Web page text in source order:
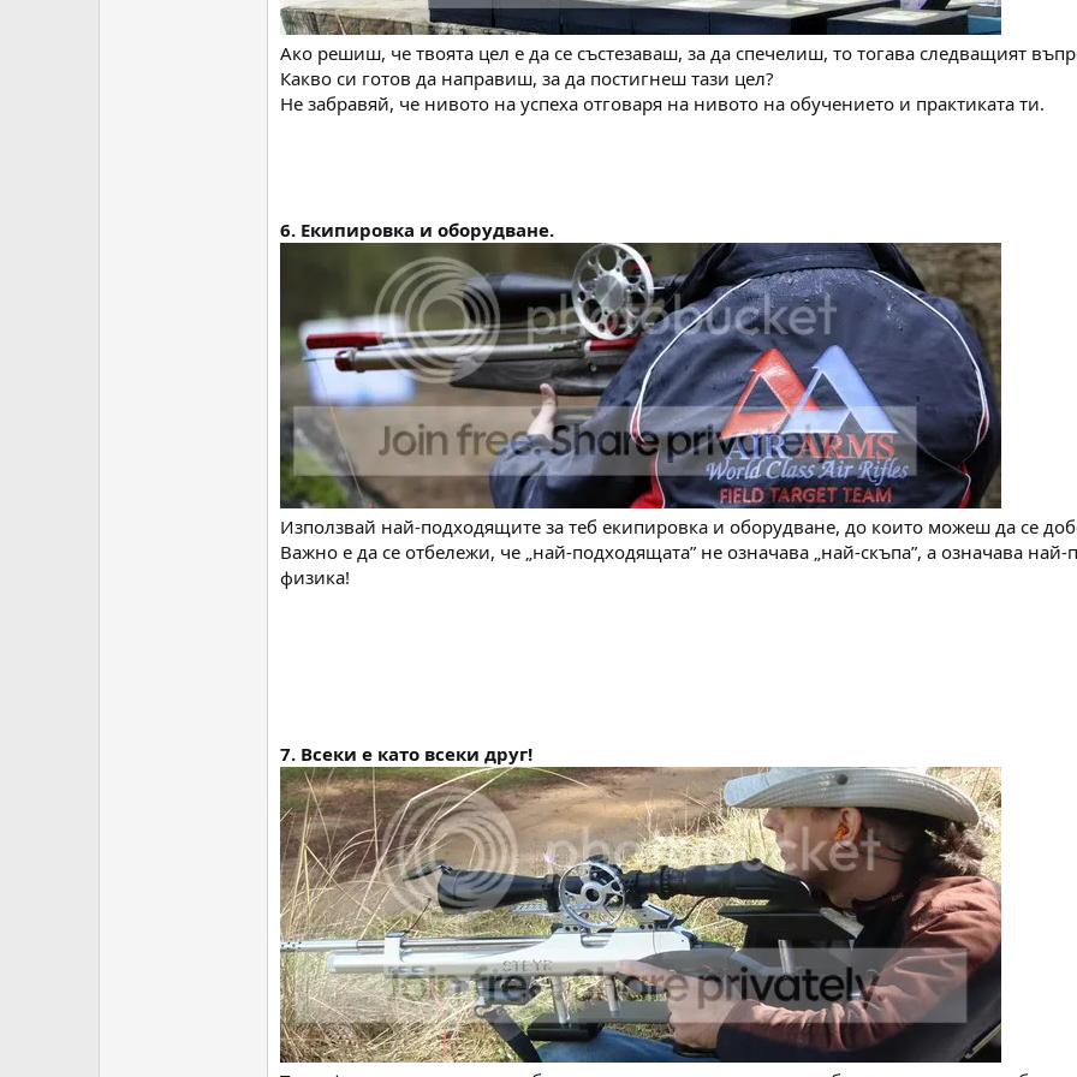
Ако решиш, че твоята цел е да се състезаваш, за да спечелиш, то тогава следващият
Какво си готов да направиш, за да постигнеш тази цел?
Не забравяй, че нивото на успеха отговаря на нивото на обучението и практиката ти.
6. Екипировка и оборудване.
Използвай най-подходящите за теб екипировка и оборудване, до които можеш да се
Важно е да се отбележи, че „най-подходящата” не означава „най-скъпа”, а означава
физика!
7. Всеки е като всеки друг!